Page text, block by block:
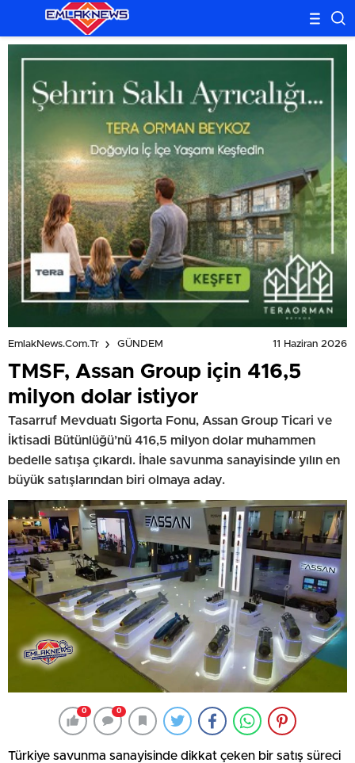
EmlakNews.com.tr GÜNDEM 11 Haziran 2026
TMSF, Assan Group için 416,5
milyon dolar istiyor
Tasarruf Mevduatı Sigorta Fonu, Assan Group Ticari ve
İktisadi Bütünlüğü’nü 416,5 milyon dolar muhammen
bedelle satışa çıkardı. İhale savunma sanayisinde yılın en
büyük satışlarından biri olmaya aday.
0 0
Türkiye savunma sanayisinde dikkat çeken bir satış süreci